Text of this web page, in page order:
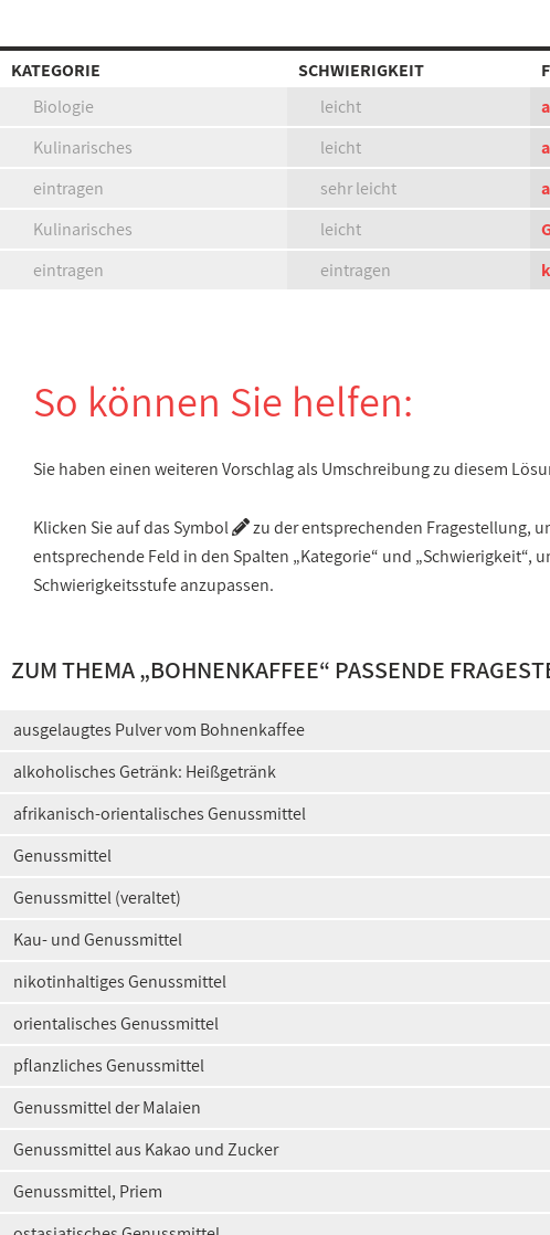
KATEGORIE SCHWIERIGKEIT
Biologie
leicht
Kulinarisches
leicht
eintragen
sehr leicht
Kulinarisches
leicht
eintragen
eintragen
So können Sie helfen:
Sie haben einen weiteren Vorschlag als Umschreibung zu diesem
Klicken Sie auf das Symbol
zu der entsprechenden Fragestellung,
entsprechende Feld in den Spalten „Kategorie“ und
Schwierigkeitsstufe anzupassen.
ZUM THEMA „BOHNENKAFFEE“ PASSENDE
ausgelaugtes Pulver vom Bohnenkaffee
alkoholisches Getränk: Heißgetränk
afrikanisch-orientalisches Genussmittel
Genussmittel
Genussmittel (veraltet)
Kau- und Genussmittel
nikotinhaltiges Genussmittel
orientalisches Genussmittel
pflanzliches Genussmittel
Genussmittel der Malaien
Genussmittel aus Kakao und Zucker
Genussmittel, Priem